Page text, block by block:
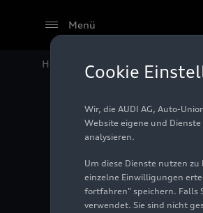
Menü
Home Audi Media Center
Cookie
Wir, die AUDI AG, Auto-
Website eigene und
analysieren.
Um diese Dienste nutzen
einzelne Einwilligungen
fortfahren" speichern. Falls
verwendet. Sie sind nicht